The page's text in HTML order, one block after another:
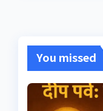
You missed